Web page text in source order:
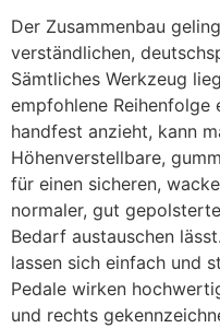
Der Zusammenbau
verständlichen,
Sämtliches Werkzeug
empfohlene Reihenfolge
handfest anzieht, kann
Höhenverstellbare,
für einen sicheren,
normaler, gut
Bedarf austauschen
lassen sich einfach und
Pedale wirken
und rechts